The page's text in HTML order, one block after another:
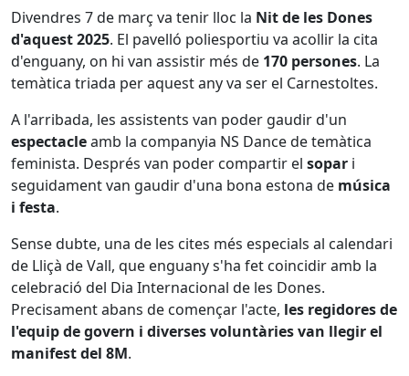
Divendres 7 de març va tenir lloc la Nit de les Dones
d'aquest 2025. El pavelló poliesportiu va acollir la cita
d'enguany, on hi van assistir més de 170 persones. La
temàtica triada per aquest any va ser el Carnestoltes.
A l'arribada, les assistents van poder gaudir d'un
espectacleamb la companyia NS Dance de temàtica
feminista. Després van poder compartir el sopar i
seguidament van gaudir d'una bona estona de música
i festa.
Sense dubte, una de les cites més especials al calendari
de Lliçà de Vall, que enguany s'ha fet coincidir amb la
celebració del Dia Internacional de les Dones.
Precisament abans de començar l'acte, les regidores de
l'equip de govern i diverses voluntàries van llegir el
manifest del 8M.